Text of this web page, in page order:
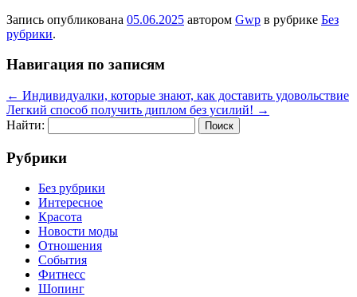
Запись опубликована 05.06.2025 автором Gwp в рубрике Без
рубрики.
Навигация по записям
← Индивидуалки, которые знают, как доставить удовольствие
Легкий способ получить диплом без усилий! →
Найти:
Рубрики
Без рубрики
Интересное
Красота
Новости моды
Отношения
События
Фитнесс
Шопинг